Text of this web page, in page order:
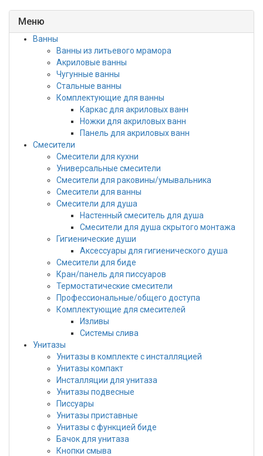
Меню
Ванны
Ванны из литьевого мрамора
Акриловые ванны
Чугунные ванны
Стальные ванны
Комплектующие для ванны
Каркас для акриловых ванн
Ножки для акриловых ванн
Панель для акриловых ванн
Смесители
Смесители для кухни
Универсальные смесители
Смесители для раковины/умывальника
Смесители для ванны
Смесители для душа
Настенный смеситель для душа
Смесители для душа скрытого монтажа
Гигиенические души
Аксессуары для гигиенического душа
Смесители для биде
Кран/панель для писсуаров
Термостатические смесители
Профессиональные/общего доступа
Комплектующие для смесителей
Изливы
Системы слива
Унитазы
Унитазы в комплекте с инсталляцией
Унитазы компакт
Инсталляции для унитаза
Унитазы подвесные
Писсуары
Унитазы приставные
Унитазы с функцией биде
Бачок для унитаза
Кнопки смыва